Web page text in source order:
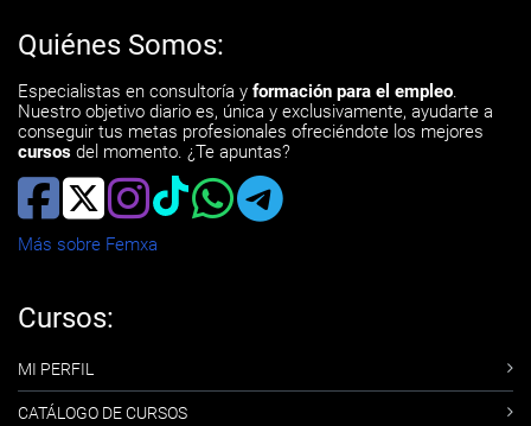
Quiénes Somos:
Especialistas en consultoría y formación para el empleo.
Nuestro objetivo diario es, única y exclusivamente, ayudarte a
conseguir tus metas profesionales ofreciéndote los mejores
cursos del momento. ¿Te apuntas?
Más sobre Femxa
Cursos:
MI PERFIL
CATÁLOGO DE CURSOS